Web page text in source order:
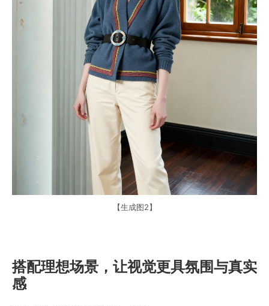
【生成图2】
搭配理想场景，让视觉更具氛围与真实
感